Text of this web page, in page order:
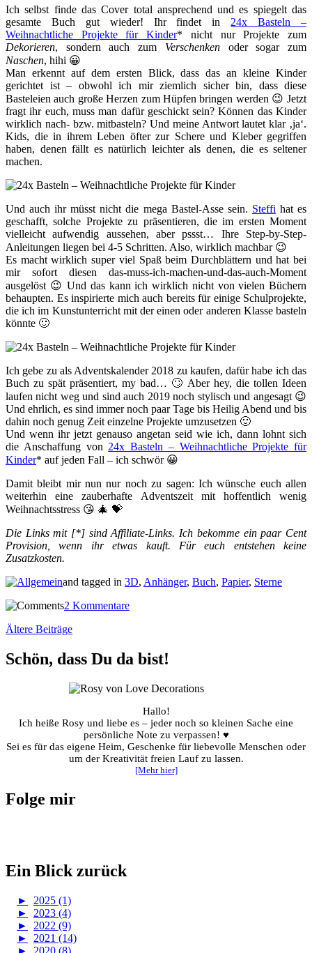
Ich selbst finde das Cover total ansprechend und es spiegelt das
gesamte Buch gut wieder! Ihr findet in24x Basteln –
Weihnachtliche Projekte für Kinder* nicht nur Projekte zum
Dekorieren, sondern auch zum Verschenkenoder sogar zum
Naschen, hihi 😀
Man erkennt auf dem ersten Blick, dass das an kleine Kinder
gerichtet ist – obwohl ich mir ziemlich sicher bin, dass diese
Basteleien auch große Herzen zum Hüpfen bringen werden 😉 Jetzt
fragt ihr euch, muss man dafür geschickt sein? Können das Kinder
wirklich nach- bzw. mitbasteln? Und meine Antwort lautet klar ‚ja‘.
Kids, die in ihrem Leben öfter zur Schere und Kleber gegriffen
haben, denen fällt es natürlich leichter als denen, die es seltener
machen.
Und auch ihr müsst nicht die mega Bastel-Asse sein. Steffihat es
geschafft, solche Projekte zu präsentieren, die im ersten Moment
vielleicht aufwendig aussehen, aber pssst… Ihre Step-by-Step-
Anleitungen liegen bei 4-5 Schritten. Also, wirklich machbar 😉
Es macht wirklich super viel Spaß beim Durchblättern und hat bei
mir sofort diesen das-muss-ich-machen-und-das-auch-Moment
ausgelöst 😉 Und das kann ich wirklich nicht von vielen Büchern
behaupten. Es inspirierte mich auch bereits für einige Schulprojekte,
die ich im Kunstunterricht mit der einen oder anderen Klasse basteln
könnte 🙂
Ich gebe zu als Adventskalender 2018 zu kaufen, dafür habe ich das
Buch zu spät präsentiert, my bad… 🙄 Aber hey, die tollen Ideen
laufen nicht weg und sind auch 2019 noch stylisch und angesagt 😉
Und ehrlich, es sind immer noch paar Tage bis Heilig Abend und bis
dahin noch genug Zeit einzelne Projekte umzusetzen 🙂
Und wenn ihr jetzt genauso angetan seid wie ich, dann lohnt sich
die Anschaffung von24x Basteln – Weihnachtliche Projekte für
Kinder* auf jeden Fall – ich schwör 😀
Damit bleibt mir nun nur noch zu sagen: Ich wünsche euch allen
weiterhin eine zauberhafte Adventszeit mit hoffentlich wenig
Weihnachtsstress 😘 🎄 💝
Die Links mit [*] sind Affiliate-Links. Ich bekomme ein paar Cent
Provision, wenn ihr etwas kauft. Für euch entstehen keine
Zusatzkosten.
and tagged in 3D, Anhänger, Buch, Papier, Sterne
2 Kommentare
Beitragsnavigation
Ältere Beiträge
Schön, dass Du da bist!
Hallo!
Ich heiße Rosy und liebe es – jeder noch so kleinen Sache eine
persönliche Note zu verpassen! ♥
Sei es für das eigene Heim, Geschenke für liebevolle Menschen oder
um der Kreativität freien Lauf zu lassen.
[Mehr hier]
Folge mir
Ein Blick zurück
►
2025 (1)
►
2023 (4)
►
2022 (9)
►
2021 (14)
►
2020 (8)